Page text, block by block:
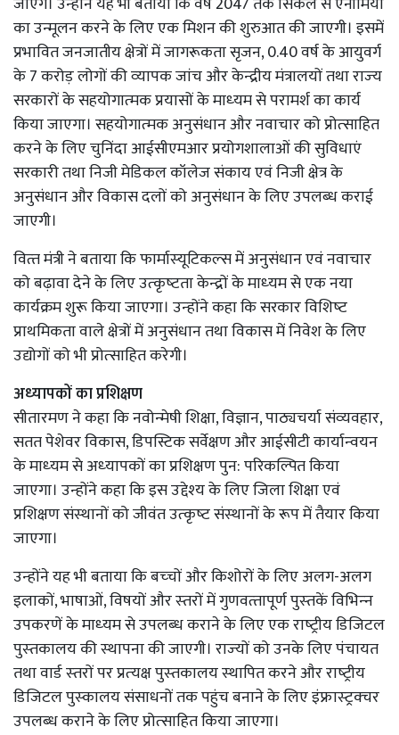
का उन्‍मूलन करने के लिए एक मिशन की शुरुआत की जाएगी। इसमें
प्रभावित जनजातीय क्षेत्रों में जागरूकता सृजन, 0.40 वर्ष के आयुवर्ग
के 7 करोड़ लोगों की व्‍यापक जांच और केन्‍द्रीय मंत्रालयों तथा राज्‍य
सरकारों के सहयोगात्‍मक प्रयासों के माध्‍यम से परामर्श का कार्य
किया जाएगा। सहयोगात्‍मक अनुसंधान और नवाचार को प्रोत्‍साहित
करने के लिए चुनिंदा आईसीएमआर प्रयोगशालाओं की सुविधाएं
सरकारी तथा निजी मेडिकल कॉलेज संकाय एवं निजी क्षेत्र के
अनुसंधान और विकास दलों को अनुसंधान के लिए उपलब्‍ध कराई
जाएगी।
वित्‍त मंत्री ने बताया कि फार्मास्‍यूटिकल्‍स में अनुसंधान एवं नवाचार
को बढ़ावा देने के लिए उत्‍कृष्‍टता केन्‍द्रों के माध्‍यम से एक नया
कार्यक्रम शुरू किया जाएगा। उन्‍होंने कहा कि सरकार विशिष्‍ट
प्राथमिकता वाले क्षेत्रों में अनुसंधान तथा विकास में निवेश के लिए
उद्योगों को भी प्रोत्‍साहित करेगी।
अध्‍यापकों का प्रशिक्षण
सीतारमण ने कहा कि नवोन्‍मेषी शिक्षा, विज्ञान, पाठ्यचर्या संव्‍यवहार,
सतत पेशेवर विकास, डिपस्टिक सर्वेक्षण और आईसीटी कार्यान्‍वयन
के माध्‍यम से अध्‍यापकों का प्रशिक्षण पुन: परिकल्पित किया
जाएगा। उन्‍होंने कहा कि इस उद्देश्‍य के लिए जिला शिक्षा एवं
प्रशिक्षण संस्‍थानों को जीवंत उत्‍कृष्‍ट संस्‍थानों के रूप में तैयार किया
जाएगा।
उन्‍होंने यह भी बताया कि बच्‍चों और किशोरों के लिए अलग-अलग
इलाकों, भाषाओं, विषयों और स्‍तरों में गुणवत्‍तापूर्ण पुस्‍तकें विभिन्‍न
उपकरणें के माध्‍यम से उपलब्‍ध कराने के लिए एक राष्‍ट्रीय डिजिटल
पुस्‍तकालय की स्‍थापना की जाएगी। राज्‍यों को उनके लिए पंचायत
तथा वार्ड स्‍तरों पर प्रत्‍यक्ष पुस्‍तकालय स्‍थापित करने और राष्‍ट्रीय
डिजिटल पुस्‍कालय संसाधनों तक पहुंच बनाने के लिए इंफ्रास्‍ट्रक्‍चर
उपलब्‍ध कराने के लिए प्रोत्‍साहित किया जाएगा।